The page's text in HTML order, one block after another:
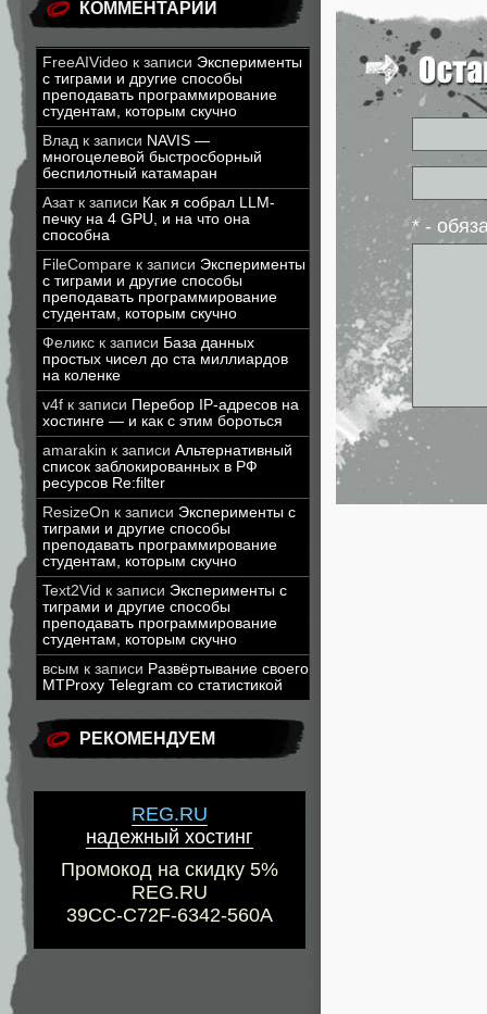
КОММЕНТАРИИ
FreeAIVideo к записи Эксперименты
с тиграми и другие способы
преподавать программирование
студентам, которым скучно
Влад к записи NAVIS —
многоцелевой быстросборный
беспилотный катамаран
Азатк записи Как я собрал LLM-
печку на 4 GPU, и на что она
способна
FileCompare к записи Эксперименты
с тиграми и другие способы
преподавать программирование
студентам, которым скучно
Феликс к записи База данных
простых чисел до ста миллиардов
на коленке
v4f к записи Перебор IP-адресов на
хостинге — и как с этим бороться
amarakin к записи Альтернативный
список заблокированных в РФ
ресурсов Re:filter
ResizeOn к записи Эксперименты с
тиграми и другие способы
преподавать программирование
студентам, которым скучно
Text2Vid к записи Эксперименты с
тиграми и другие способы
преподавать программирование
студентам, которым скучно
всым к записи Развёртывание своего
MTProxy Telegram со статистикой
РЕКОМЕНДУЕМ
REG.RU
надежный хостинг
Промокод на скидку 5%
REG.RU
39CC-C72F-6342-560A
* -